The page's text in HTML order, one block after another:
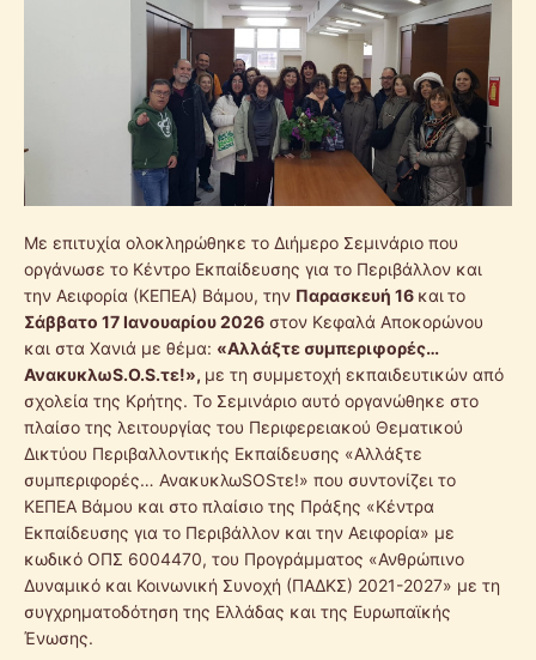
Με επιτυχία ολοκληρώθηκε το Διήμερο Σεμινάριο που
οργάνωσε το Κέντρο Εκπαίδευσης για το Περιβάλλον και
την Αειφορία (ΚΕΠΕΑ) Βάμου, την Παρασκευή 16 και το
Σάββατο 17 Ιανουαρίου 2026 στον Κεφαλά Αποκορώνου
και στα Χανιά με θέμα: «Αλλάξτε συμπεριφορές…
ΑνακυκλωS.O.S.τε!», με τη συμμετοχή εκπαιδευτικών από
σχολεία της Κρήτης. Το Σεμινάριο αυτό οργανώθηκε στο
πλαίσο της λειτουργίας του Περιφερειακού Θεματικού
Δικτύου Περιβαλλοντικής Εκπαίδευσης «Αλλάξτε
συμπεριφορές… ΑνακυκλωSOSτε!» που συντονίζει το
ΚΕΠΕΑ Βάμου και στο πλαίσιο της Πράξης «Κέντρα
Εκπαίδευσης για το Περιβάλλον και την Αειφορία» με
κωδικό ΟΠΣ 6004470, του Προγράμματος «Ανθρώπινο
Δυναμικό και Κοινωνική Συνοχή (ΠΑΔΚΣ) 2021-2027» με τη
συγχρηματοδότηση της Ελλάδας και της Ευρωπαϊκής
Ένωσης.